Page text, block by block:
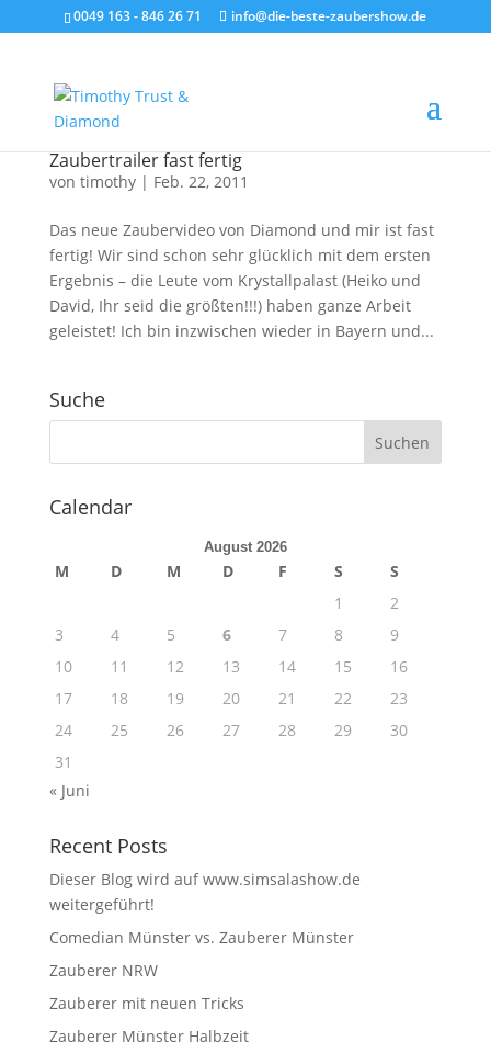
0049 163 - 846 26 71 info@die-beste-zaubershow.de
Zaubertrailer fast fertig
von timothy| Feb. 22, 2011
Das neue Zaubervideo von Diamond und mir ist fast
fertig! Wir sind schon sehr glücklich mit dem ersten
Ergebnis – die Leute vom Krystallpalast (Heiko und
David, Ihr seid die größten!!!) haben ganze Arbeit
geleistet! Ich bin inzwischen wieder in Bayern und...
Suche
Calendar
August 2026
M D M D F S
S
1
2
3
4 5 6 7 8
9
10
11 12 13 14 15
16
17
18 19 20 21 22
23
24
25 26 27 28 29
30
31
« Juni
Recent Posts
Dieser Blog wird auf www.simsalashow.de
weitergeführt!
Comedian Münster vs. Zauberer Münster
Zauberer NRW
Zauberer mit neuen Tricks
Zauberer Münster Halbzeit